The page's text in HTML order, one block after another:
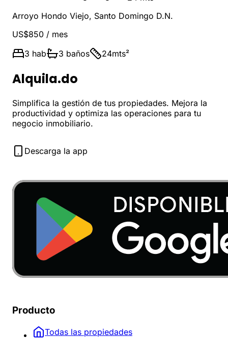
Arroyo Hondo Viejo, Santo Domingo D.N.
US$850 / mes
3 hab 3 baños 24mts²
Alquila.do
Simplifica la gestión de tus propiedades. Mejora la
productividad y optimiza las operaciones para tu
negocio inmobiliario.
Descarga la app
Producto
Todas las propiedades